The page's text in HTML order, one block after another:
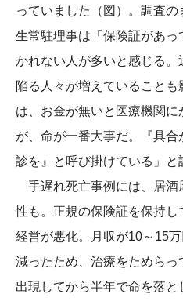
っていました（図）。調査
生常駐理事は「保険証があ
かれない人が多いと感じる
陥る人々が増えていることも
は、お金が無いと医療機関
が、命が一番大事だ。『具
診を』と呼び掛けている」と
手遅れ死亡事例には、居酒
性も。正規の保険証を保持
経営が悪化。月収が10～15
減ったため、治療をためら
出現してから半年で命を落と